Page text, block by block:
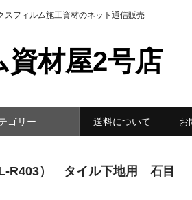
スフィルム施工資材のネット通信販売
資材屋2号店
テゴリー 送料について お
R403） タイル下地用 石目